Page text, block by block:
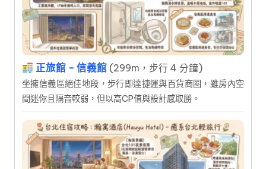
正旅館 - 信義館 (299m，步行 4 分鐘)
坐擁信義區絕佳地段，步行即達捷運與百貨商圈，雖房內空
間迷你且隔音較弱，但以高CP值與設計感取勝。